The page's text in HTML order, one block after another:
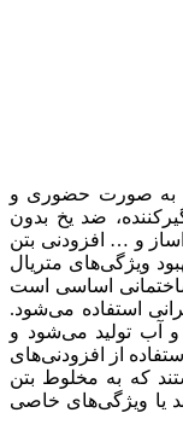
به صورت حضوری و
ضد یخ بدون
و … افزودنی بتن
ویژگی‌های متریال
اساسی است
استفاده می‌شود.
و آب تولید می‌شود و
از افزودنی‌های
که به مخلوط بتن
یا ویژگی‌های خاصی